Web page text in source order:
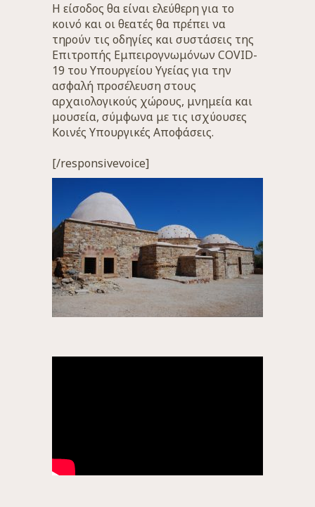
Η είσοδος θα είναι ελεύθερη για το
κοινό και οι θεατές θα πρέπει να
τηρούν τις οδηγίες και συστάσεις της
Επιτροπής Εμπειρογνωμόνων COVID-
19 του Υπουργείου Υγείας για την
ασφαλή προσέλευση στους
αρχαιολογικούς χώρους, μνημεία και
μουσεία, σύμφωνα με τις ισχύουσες
Κοινές Υπουργικές Αποφάσεις.
[/responsivevoice]